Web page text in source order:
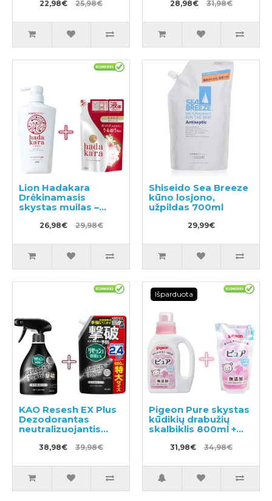
22,98€ 25,98€
kvapu 500ml +
28,98€ 31,98€
Lion Hadakara
Drėkinamasis
skystas muilas –
skystas kūno muilas-
gelis su gėlių kvapu
360ml
26,98€ 29,98€
Shiseido Sea Breeze
kūno losjono,
užpildas 700ml
29,99€
KAO Resesh EX Plus
Dezodorantas
neutralizuojantis
sportiniams ir darbo
užpildas 680ml
38,98€ 39,98€
Išparduota
Pigeon Pure skystas
kūdikių drabužių
skalbiklis 800ml +
užpildas 720ml
31,98€ 34,98€